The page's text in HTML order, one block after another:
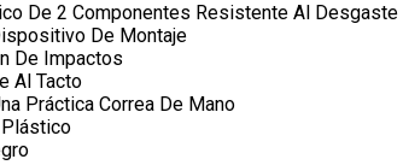
De 2 Componentes Resistente Al Desgaste
De Montaje
De Impactos
Al Tacto
Práctica Correa De Mano